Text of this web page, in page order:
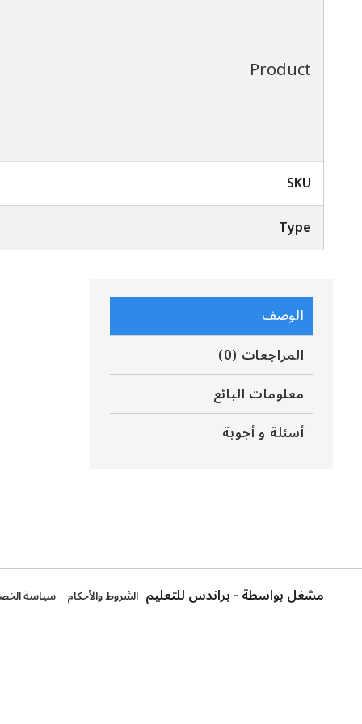
Product
SKU
Type
الوصف
المراجعات (0)
معلومات البائع
أسئلة و أجوبة
مشغل بواسطة - براندس للتعليم الشروط والأحكام سياسة